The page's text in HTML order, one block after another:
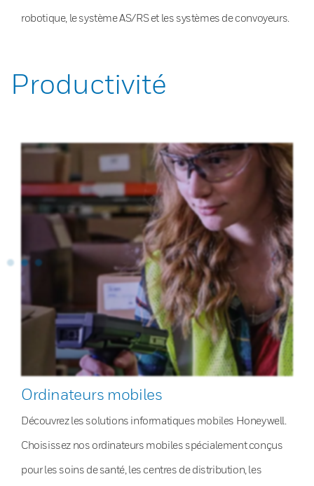
robotique, le système AS/RS et les systèmes de convoyeurs.
Productivité
Ordinateurs mobiles
Découvrez les solutions informatiques mobiles Honeywell.
Choisissez nos ordinateurs mobiles spécialement conçus
pour les soins de santé, les centres de distribution, les